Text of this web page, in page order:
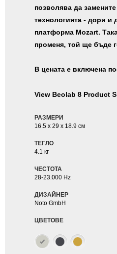
позволява да
технологията - дори и
платформа Mozart.
променя, той ще бъде
В цената е включена
View Beolab 8 Product
РАЗМЕРИ
16.5 x 29 x 18.9 см
ТЕГЛО
4.1 кг
ЧЕСТОТА
28-23.000 Hz
ДИЗАЙНЕР
Noto GmbH
ЦВЕТОВЕ
бул. Черни Връх № 53,
SOFIA@BEOSTORES.COM